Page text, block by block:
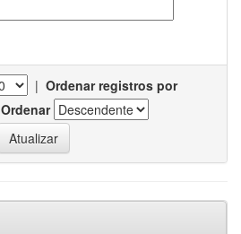
| Ordenar registros por
Ordenar